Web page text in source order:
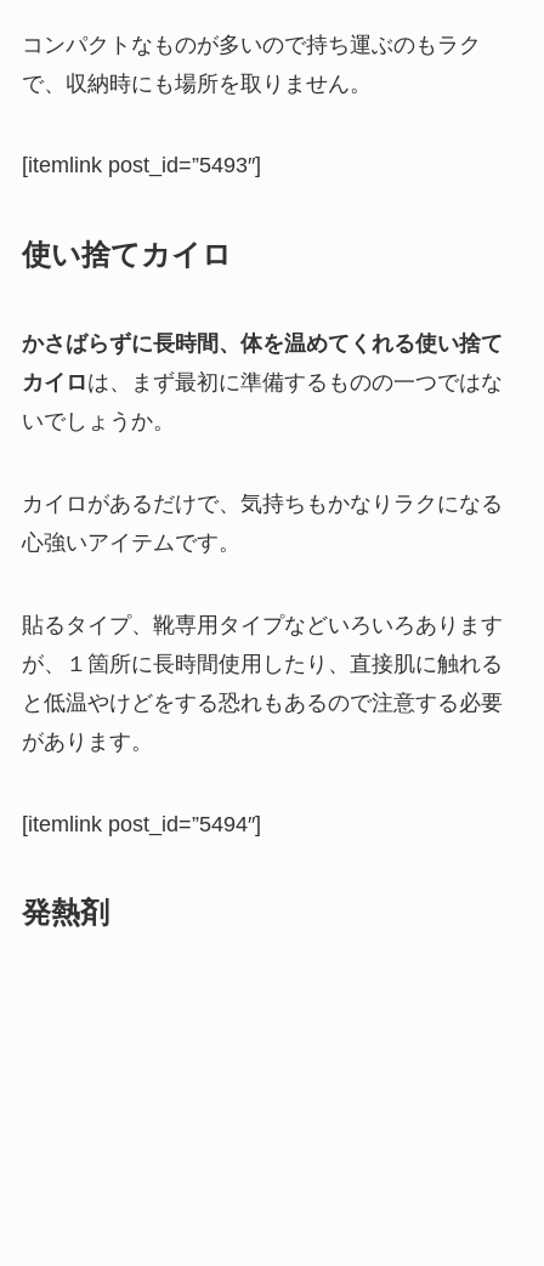
コンパクトなものが多いので持ち運ぶのもラク
で、収納時にも場所を取りません。
[itemlink post_id=”5493″]
使い捨てカイロ
かさばらずに長時間、体を温めてくれる使い捨て
カイロは、まず最初に準備するものの一つではな
いでしょうか。
カイロがあるだけで、気持ちもかなりラクになる
心強いアイテムです。
貼るタイプ、靴専用タイプなどいろいろあります
が、１箇所に長時間使用したり、直接肌に触れる
と低温やけどをする恐れもあるので注意する必要
があります。
[itemlink post_id=”5494″]
発熱剤